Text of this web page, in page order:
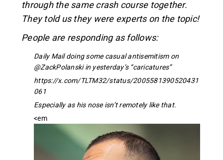
through the same crash course together.
They told us they were experts on the topic!
People are responding as follows:
Daily Mail doing some casual antisemitism on
@ZackPolanski in yesterday’s “caricatures”
https://x.com/TLTM32/status/2005581390520431
061
Especially as his nose isn’t remotely like that.
<em